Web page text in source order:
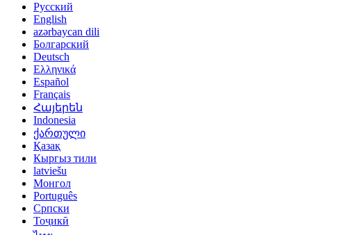
Русский
English
azərbaycan dili
Болгарский
Deutsch
Ελληνικά
Español
Français
Հայերեն
Indonesia
ქართული
Қазақ
Кыргыз тили
latviešu
Монгол
Português
Српски
Тоҷикӣ